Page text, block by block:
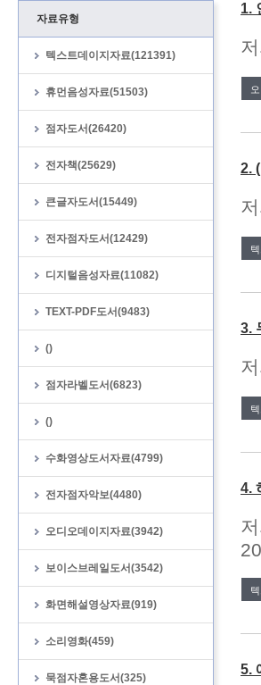
자료유형
텍스트데이지자료(121391)
휴먼음성자료(51503)
점자도서(26420)
전자책(25629)
큰글자도서(15449)
전자점자도서(12429)
디지털음성자료(11082)
TEXT-PDF도서(9483)
()
점자라벨도서(6823)
()
수화영상도서자료(4799)
전자점자악보(4480)
오디오데이지자료(3942)
보이스브레일도서(3542)
화면해설영상자료(919)
소리영화(459)
묵점자혼용도서(325)
1.
2.
3.
4.
5.